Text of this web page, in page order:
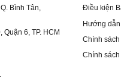
Bình Tân,
6, TP. HCM
Điều kiện
Hướng
Chính
Chính